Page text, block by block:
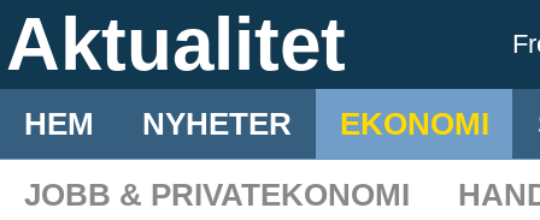
Aktualitet
HEM NYHETER EKONOMI
JOBB & PRIVATEKONOMI